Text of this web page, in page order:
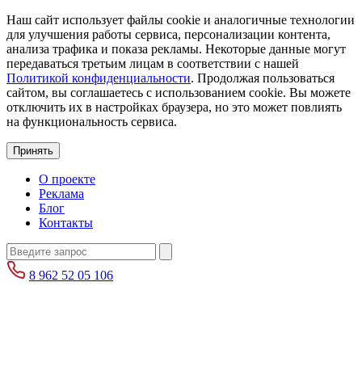
Наш сайт использует файлы cookie и аналогичные технологии
для улучшения работы сервиса, персонализации контента,
анализа трафика и показа рекламы. Некоторые данные могут
передаваться третьим лицам в соответствии с нашей
Политикой конфиденциальности. Продолжая пользоваться
сайтом, вы соглашаетесь с использованием cookie. Вы можете
отключить их в настройках браузера, но это может повлиять
на функциональность сервиса.
Принять
О проекте
Реклама
Блог
Контакты
8 962 52 05 106